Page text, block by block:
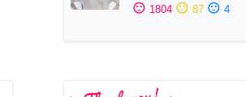
sentiment_satisfied 1804 sentiment_neutral 87 sentiment_dissatisfied 4